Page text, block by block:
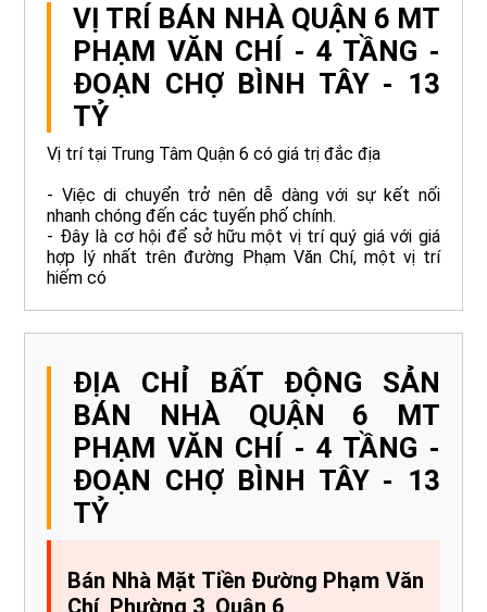
VỊ TRÍ BÁN NHÀ QUẬN 6 MT
PHẠM VĂN CHÍ - 4 TẦNG -
ĐOẠN CHỢ BÌNH TÂY - 13
TỶ
Vị trí tại Trung Tâm Quận 6 có giá trị đắc địa
- Việc di chuyển trở nên dễ dàng với sự kết nối
nhanh chóng đến các tuyến phố chính.
- Đây là cơ hội để sở hữu một vị trí quý giá với giá
hợp lý nhất trên đường Phạm Văn Chí, một vị trí
hiếm có
ĐỊA CHỈ BẤT ĐỘNG SẢN
BÁN NHÀ QUẬN 6 MT
PHẠM VĂN CHÍ - 4 TẦNG -
ĐOẠN CHỢ BÌNH TÂY - 13
TỶ
Bán Nhà Mặt Tiền Đường Phạm Văn
Chí, Phường 3, Quận 6